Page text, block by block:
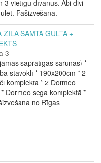
3 vietīgu dīvānus. Abi divi
Pašizvešana.
ZILA SAMTA GULTA +
3
saprātīgas sarunas) *
stāvoklī * ⁠190x200cm * 2
komplektā * 2 Dormeo
Dormeo sega komplektā *
no Rīgas